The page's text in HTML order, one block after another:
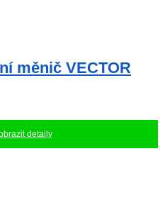
měnič VECTOR
detaily